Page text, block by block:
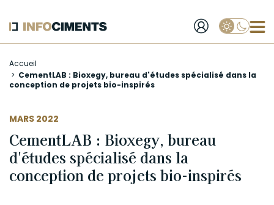
au
contenu
Accueil
CementLAB : Bioxegy, bureau d'études spécialisé dans la
conception de projets bio-inspirés
MARS 2022
CementLAB : Bioxegy, bureau
d'études spécialisé dans la
conception de projets bio-inspirés